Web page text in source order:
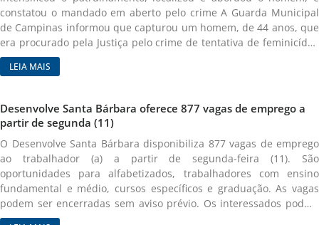
Divulgação/Emdec
constatou o mandado em aberto pelo crime A Guarda Municipal
de Campinas informou que capturou um homem, de 44 anos, que
era procurado pela Justiça pelo crime de tentativa de feminicídio.
A ação aconteceu na tarde desta sexta-feira, dia 8 de maio. Uma
equipe da GM recebeu informação de que o foragido estaria em
Grupo de Ações Especiais localizaram e abordaram o suspeito no
bairro Parque Industrial. Após consulta de antecedentes, foi
confirmado o mandado de prisão em aberto pelo crime. A
tentativa de feminicídio aconteceu no dia 15 de fevereiro deste
ano, na cidade de Itu. O homem violou a medida protetiva e
agrediu a ex-companheira com diversos golpes de faca, na frente
do seu filho. O procurado foi conduzido ao 1º Distrito Policial,
onde permaneceu preso, à disposição da Justiça. Foto:
Divulgação/Prefeitura de Campinas
LEIA MAIS
Desenvolve Santa Bárbara oferece 877 vagas de emprego a
partir de segunda (11)
O Desenvolve Santa Bárbara disponibiliza 877 vagas de emprego
ao trabalhador (a) a partir de segunda-feira (11). São
oportunidades para alfabetizados, trabalhadores com ensino
fundamental e médio, cursos específicos e graduação. As vagas
podem ser encerradas sem aviso prévio. Os interessados podem
enviar e-mail para empregos@santabarbara.sp.gov.br, colocando